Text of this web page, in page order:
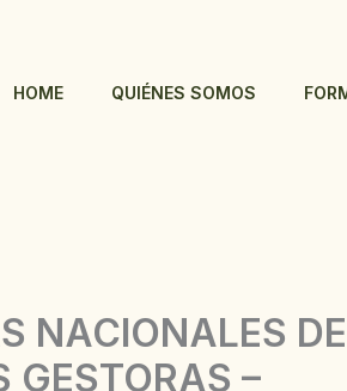
HOME QUIÉNES SOMOS
NACIONALES DE
GESTORAS –